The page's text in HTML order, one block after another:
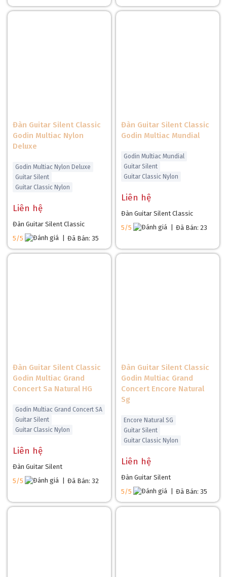
Đàn Guitar Silent Classic
Godin Multiac Nylon
Deluxe
Godin Multiac Nylon Deluxe
Guitar Silent
Guitar Classic Nylon
Liên hệ
Đàn Guitar Silent Classic
5/5
Đã Bán: 35
Đàn Guitar Silent Classic
Godin Multiac Mundial
Godin Multiac Mundial
Guitar Silent
Guitar Classic Nylon
Liên hệ
Đàn Guitar Silent Classic
5/5
Đã Bán: 23
Đàn Guitar Silent Classic
Godin Multiac Grand
Concert Sa Natural HG
Godin Multiac Grand Concert SA
Guitar Silent
Guitar Classic Nylon
Liên hệ
Đàn Guitar Silent
5/5
Đã Bán: 32
Đàn Guitar Silent Classic
Godin Multiac Grand
Concert Encore Natural
Sg
Encore Natural SG
Guitar Silent
Guitar Classic Nylon
Liên hệ
Đàn Guitar Silent
5/5
Đã Bán: 35